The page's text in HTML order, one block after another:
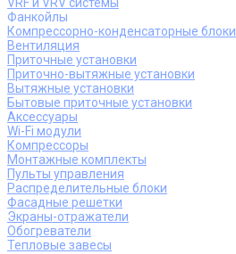
VRF и VRV системы
Фанкойлы
Компрессорно-конденсаторные блоки
Вентиляция
Приточные установки
Приточно-вытяжные установки
Вытяжные установки
Бытовые приточные установки
Аксессуары
Wi-Fi модули
Компрессоры
Монтажные комплекты
Пульты управления
Распределительные блоки
Фасадные решетки
Экраны-отражатели
Обогреватели
Тепловые завесы